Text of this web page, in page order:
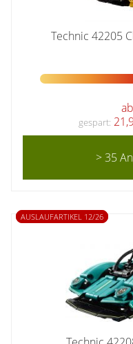
Technic 42205
ab
gespart:
> 35
AUSLAUFARTIKEL 12/26